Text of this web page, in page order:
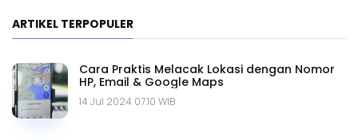
ARTIKEL TERPOPULER
Cara Praktis Melacak Lokasi dengan Nomor
HP, Email & Google Maps
14 Jul 2024 07.10 WIB